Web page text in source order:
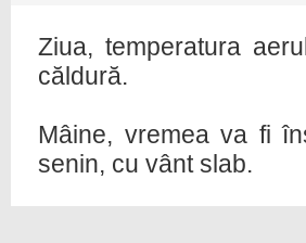
Ziua, temperatura
căldură.
Mâine, vremea va fi
senin, cu vânt slab.